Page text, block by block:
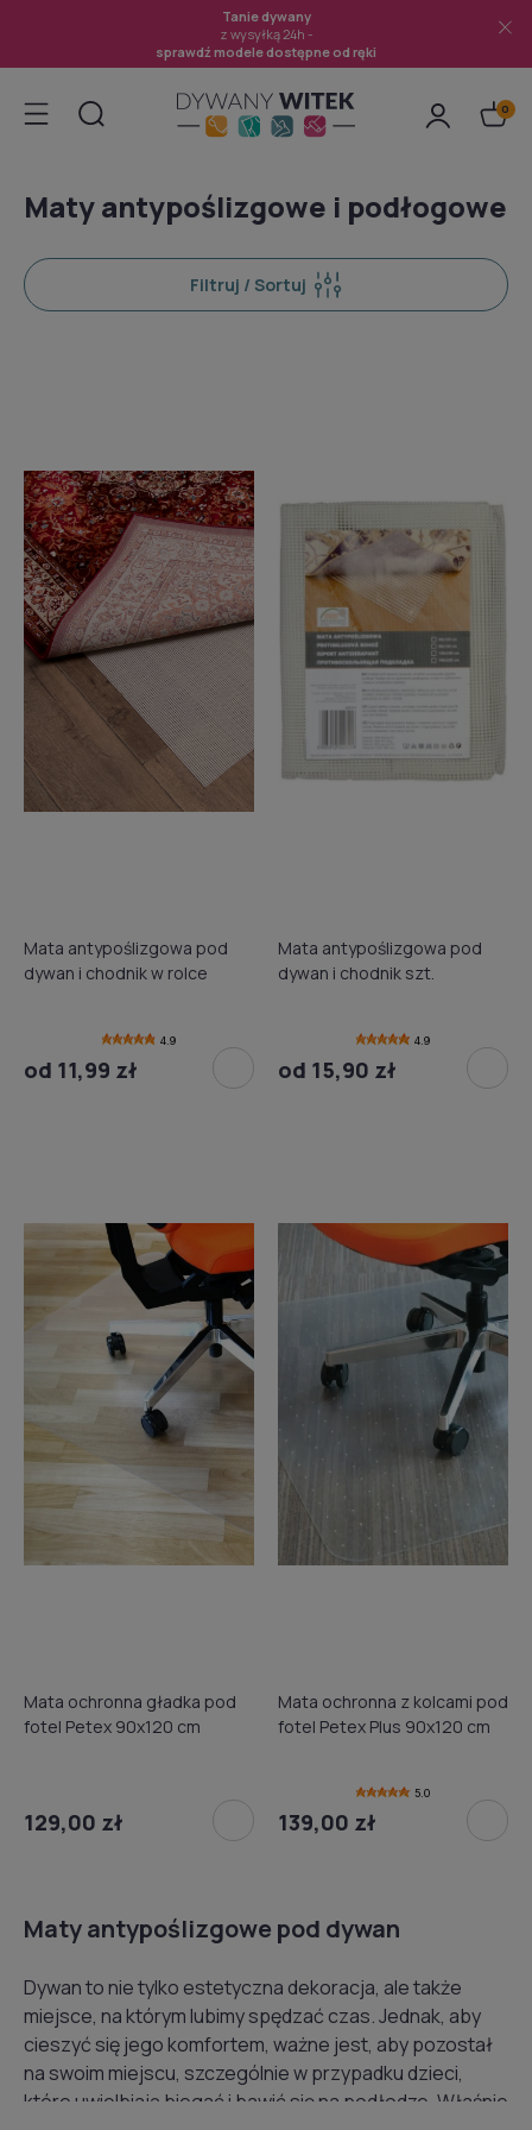
Tanie dywany
z wysyłką 24h -
sprawdź modele dostępne od ręki
Maty antypoślizgowe i podłogowe
Filtruj / Sortuj
Mata antypoślizgowa pod
dywan i chodnik w rolce
4.9
od 11,99 zł
Mata antypoślizgowa pod
dywan i chodnik szt.
4.9
od 15,90 zł
Mata ochronna gładka pod
fotel Petex 90x120 cm
129,00 zł
Mata ochronna z kolcami pod
fotel Petex Plus 90x120 cm
5.0
139,00 zł
Maty antypoślizgowe pod dywan
Dywan to nie tylko estetyczna dekoracja, ale także
miejsce, na którym lubimy spędzać czas. Jednak, aby
cieszyć się jego komfortem, ważne jest, aby pozostał
na swoim miejscu, szczególnie w przypadku dzieci,
które uwielbiają biegać i bawić się na podłodze. Właśnie